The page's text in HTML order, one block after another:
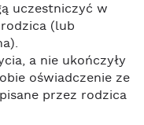
uczestniczyć w
(lub
a nie ukończyły
oświadczenie ze
przez rodzica